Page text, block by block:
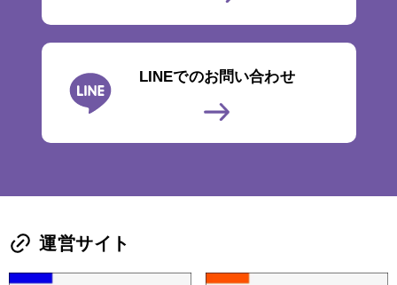
LINEでのお問い合わせ
運営サイト